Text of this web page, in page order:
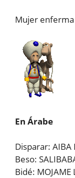
Mujer enferma
En Árabe
Disparar: AIBA
Beso:
Bidé: MOJAME